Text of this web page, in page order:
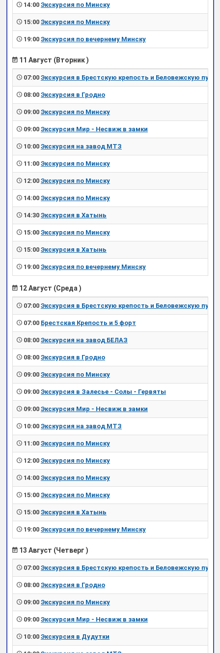
14:00 Экскурсия по Минску
15:00 Экскурсия по Минску
19:00 Экскурсия по вечернему Минску
11 Август (Вторник )
07:00 Экскурсия в Брестскую крепость и Беловежскую пущу
08:00 Экскурсия в Гродно
09:00 Экскурсия по Минску
09:00 Экскурсия Мир - Несвиж в замки
10:00 Экскурсия на завод МТЗ
11:00 Экскурсия по Минску
12:00 Экскурсия по Минску
14:00 Экскурсия по Минску
14:30 Экскурсия в Хатынь
15:00 Экскурсия по Минску
15:00 Экскурсия в Хатынь
19:00 Экскурсия по вечернему Минску
12 Август (Среда )
07:00 Экскурсия в Брестскую крепость и Беловежскую пущу
07:00 Брестская Крепость и 5 форт
08:00 Экскурсия на завод БЕЛАЗ
08:00 Экскурсия в Гродно
09:00 Экскурсия по Минску
09:00 Экскурсия в Залесье - Солы - Гервяты
09:00 Экскурсия Мир - Несвиж в замки
10:00 Экскурсия на завод МТЗ
11:00 Экскурсия по Минску
12:00 Экскурсия по Минску
14:00 Экскурсия по Минску
15:00 Экскурсия по Минску
15:00 Экскурсия в Хатынь
19:00 Экскурсия по вечернему Минску
13 Август (Четверг )
07:00 Экскурсия в Брестскую крепость и Беловежскую пущу
08:00 Экскурсия в Гродно
09:00 Экскурсия по Минску
09:00 Экскурсия Мир - Несвиж в замки
10:00 Экскурсия в Дудутки